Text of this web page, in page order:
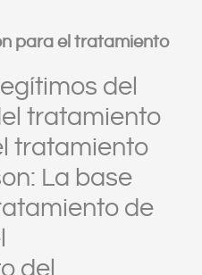
para el tratamiento
del
tratamiento
tratamiento
La base
de